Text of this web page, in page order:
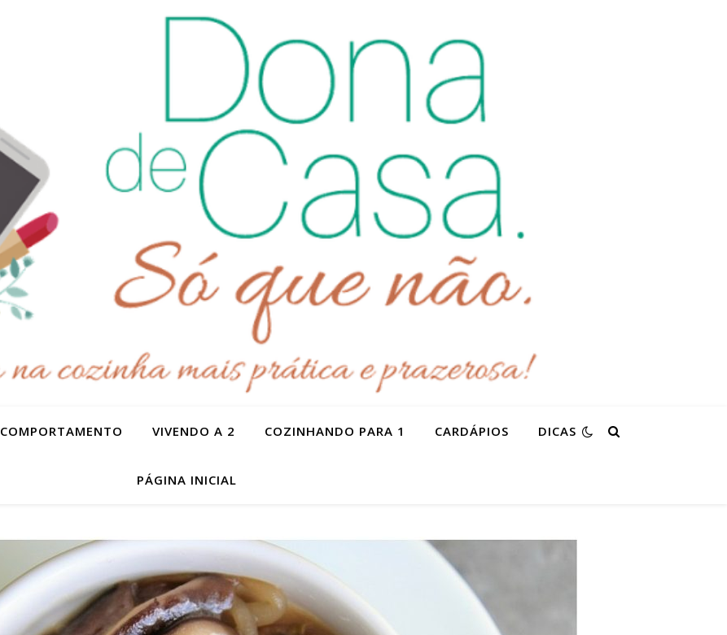
COMPORTAMENTO VIVENDO A 2 COZINHANDO PARA 1 CARDÁPIOS DICAS
PÁGINA INICIAL